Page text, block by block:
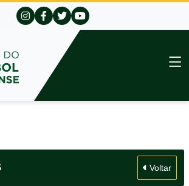
Voltar